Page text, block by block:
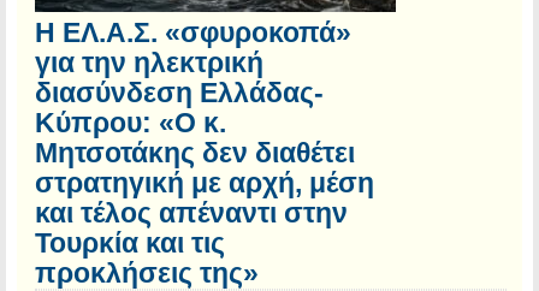
Η ΕΛ.Α.Σ. «σφυροκοπά»
για την ηλεκτρική
διασύνδεση Ελλάδας-
Κύπρου: «Ο κ.
Μητσοτάκης δεν διαθέτει
στρατηγική με αρχή, μέση
και τέλος απέναντι στην
Τουρκία και τις
προκλήσεις της»